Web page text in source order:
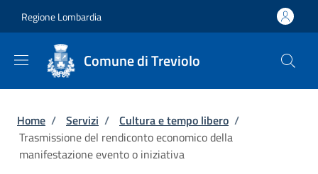
Regione Lombardia
Comune di Treviolo
Briciole di pane
Home / Servizi / Cultura e tempo libero /
Trasmissione del rendiconto economico della
manifestazione evento o iniziativa